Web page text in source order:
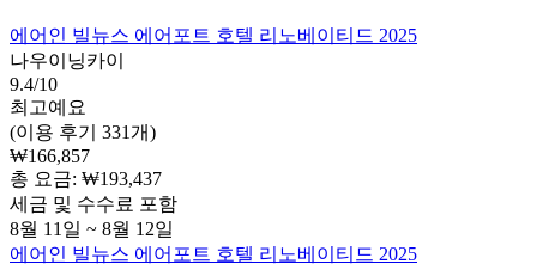
에어인 빌뉴스 에어포트 호텔 리노베이티드 2025
나우이닝카이
9.4/10
최고예요
(이용 후기 331개)
₩166,857
총 요금: ₩193,437
세금 및 수수료 포함
8월 11일 ~ 8월 12일
에어인 빌뉴스 에어포트 호텔 리노베이티드 2025